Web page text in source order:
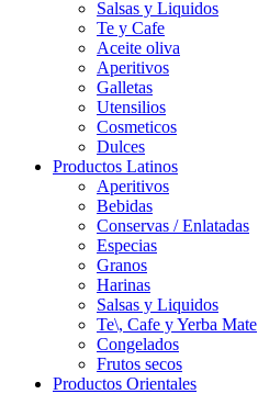
Salsas y Liquidos
Te y Cafe
Aceite oliva
Aperitivos
Galletas
Utensilios
Cosmeticos
Dulces
Productos Latinos
Aperitivos
Bebidas
Conservas / Enlatadas
Especias
Granos
Harinas
Salsas y Liquidos
Te\, Cafe y Yerba Mate
Congelados
Frutos secos
Productos Orientales